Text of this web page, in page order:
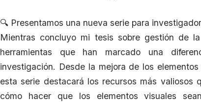
🔍 Presentamos una nueva serie para
Mientras concluyo mi tesis sobre gestión de
herramientas que han marcado una
investigación. Desde la mejora de los
esta serie destacará los recursos más valiosos
cómo hacer que los elementos visuales